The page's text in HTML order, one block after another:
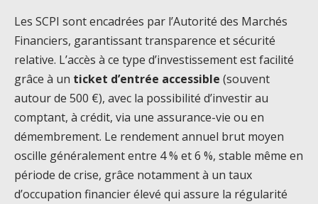
Les SCPI sont encadrées par l’Autorité des Marchés
Financiers, garantissant transparence et sécurité
relative. L’accès à ce type d’investissement est facilité
grâce à un ticket d’entrée accessible (souvent
autour de 500 €), avec la possibilité d’investir au
comptant, à crédit, via une assurance-vie ou en
démembrement. Le rendement annuel brut moyen
oscille généralement entre 4 % et 6 %, stable même en
période de crise, grâce notamment à un taux
d’occupation financier élevé qui assure la régularité